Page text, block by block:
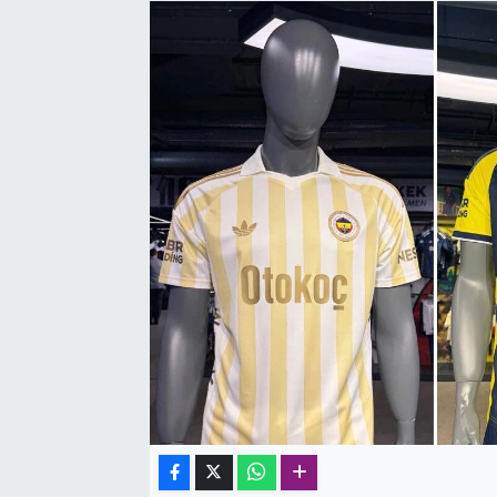
TEKNOLOJİ
YEREL YÖNETİMLER